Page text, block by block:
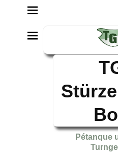
Pétanque